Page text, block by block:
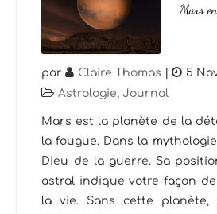
Mars
par Claire Thomas | 5
Astrologie,Journal
Mars est la planète de la
la fougue. Dans la
Dieu de la guerre. Sa
astral indique votre façon
la vie. Sans cette